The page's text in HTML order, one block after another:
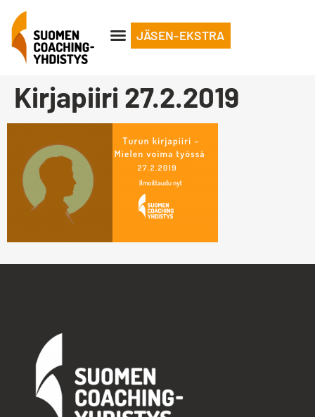
JÄSEN-EKSTRA
Kirjapiiri 27.2.2019